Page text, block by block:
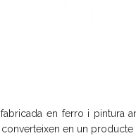
en ferro i pintura
en un producte